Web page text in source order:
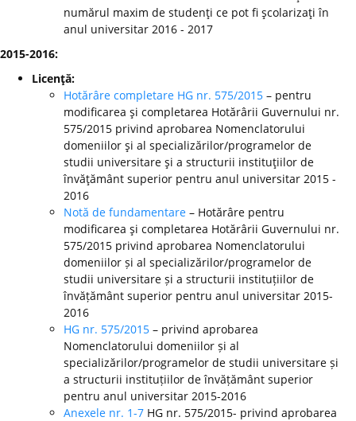
numărul maxim de studenţi ce pot fi şcolarizaţi în
anul universitar 2016 - 2017
2015-2016:
Licenţă:
Hotărâre completare HG nr. 575/2015 – pentru
modificarea şi completarea Hotărârii Guvernului nr.
575/2015 privind aprobarea Nomenclatorului
domeniilor şi al specializărilor/programelor de
studii universitare şi a structurii instituţiilor de
învăţământ superior pentru anul universitar 2015 -
2016
Notă de fundamentare – Hotărâre pentru
modificarea şi completarea Hotărârii Guvernului nr.
575/2015 privind aprobarea Nomenclatorului
domeniilor și al specializărilor/programelor de
studii universitare și a structurii instituțiilor de
învățământ superior pentru anul universitar 2015-
2016
HG nr. 575/2015 – privind aprobarea
Nomenclatorului domeniilor și al
specializărilor/programelor de studii universitare și
a structurii instituțiilor de învățământ superior
pentru anul universitar 2015-2016
Anexele nr. 1-7 HG nr. 575/2015- privind aprobarea